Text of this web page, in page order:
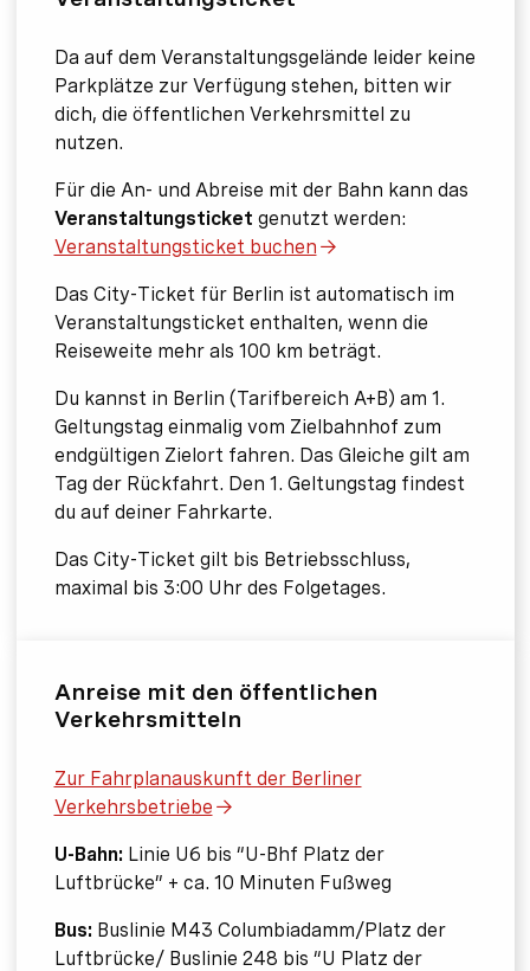
Da auf dem Veranstaltungsgelände leider keine
Parkplätze zur Verfügung stehen, bitten wir
dich, die öffentlichen Verkehrsmittel zu
nutzen.
Für die An- und Abreise mit der Bahn kann das
Veranstaltungsticket genutzt werden:
Veranstaltungsticket buchen
Das City-Ticket für Berlin ist automatisch im
Veranstaltungsticket enthalten, wenn die
Reiseweite mehr als 100 km beträgt.
Du kannst in Berlin (Tarifbereich A+B) am 1.
Geltungstag einmalig vom Zielbahnhof zum
endgültigen Zielort fahren. Das Gleiche gilt am
Tag der Rückfahrt. Den 1. Geltungstag findest
du auf deiner Fahrkarte.
Das City-Ticket gilt bis Betriebsschluss,
maximal bis 3:00 Uhr des Folgetages.
Anreise mit den öffentlichen
Verkehrsmitteln
Zur Fahrplanauskunft der Berliner
Verkehrsbetriebe
U-Bahn: Linie U6 bis “U-Bhf Platz der
Luftbrücke” + ca. 10 Minuten Fußweg
Bus: Buslinie M43 Columbiadamm/Platz der
Luftbrücke/ Buslinie 248 bis “U Platz der